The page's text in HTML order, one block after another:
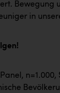
GmbH
Bewegung
in